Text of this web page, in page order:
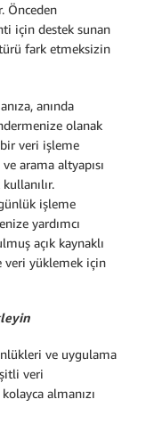
Önceden
için destek sunan
türü fark etmeksizin
anında
olanak
bir veri işleme
arama altyapısı
işleme
yardımcı
açık kaynaklı
veri yüklemek için
ve uygulama
veri
almanızı